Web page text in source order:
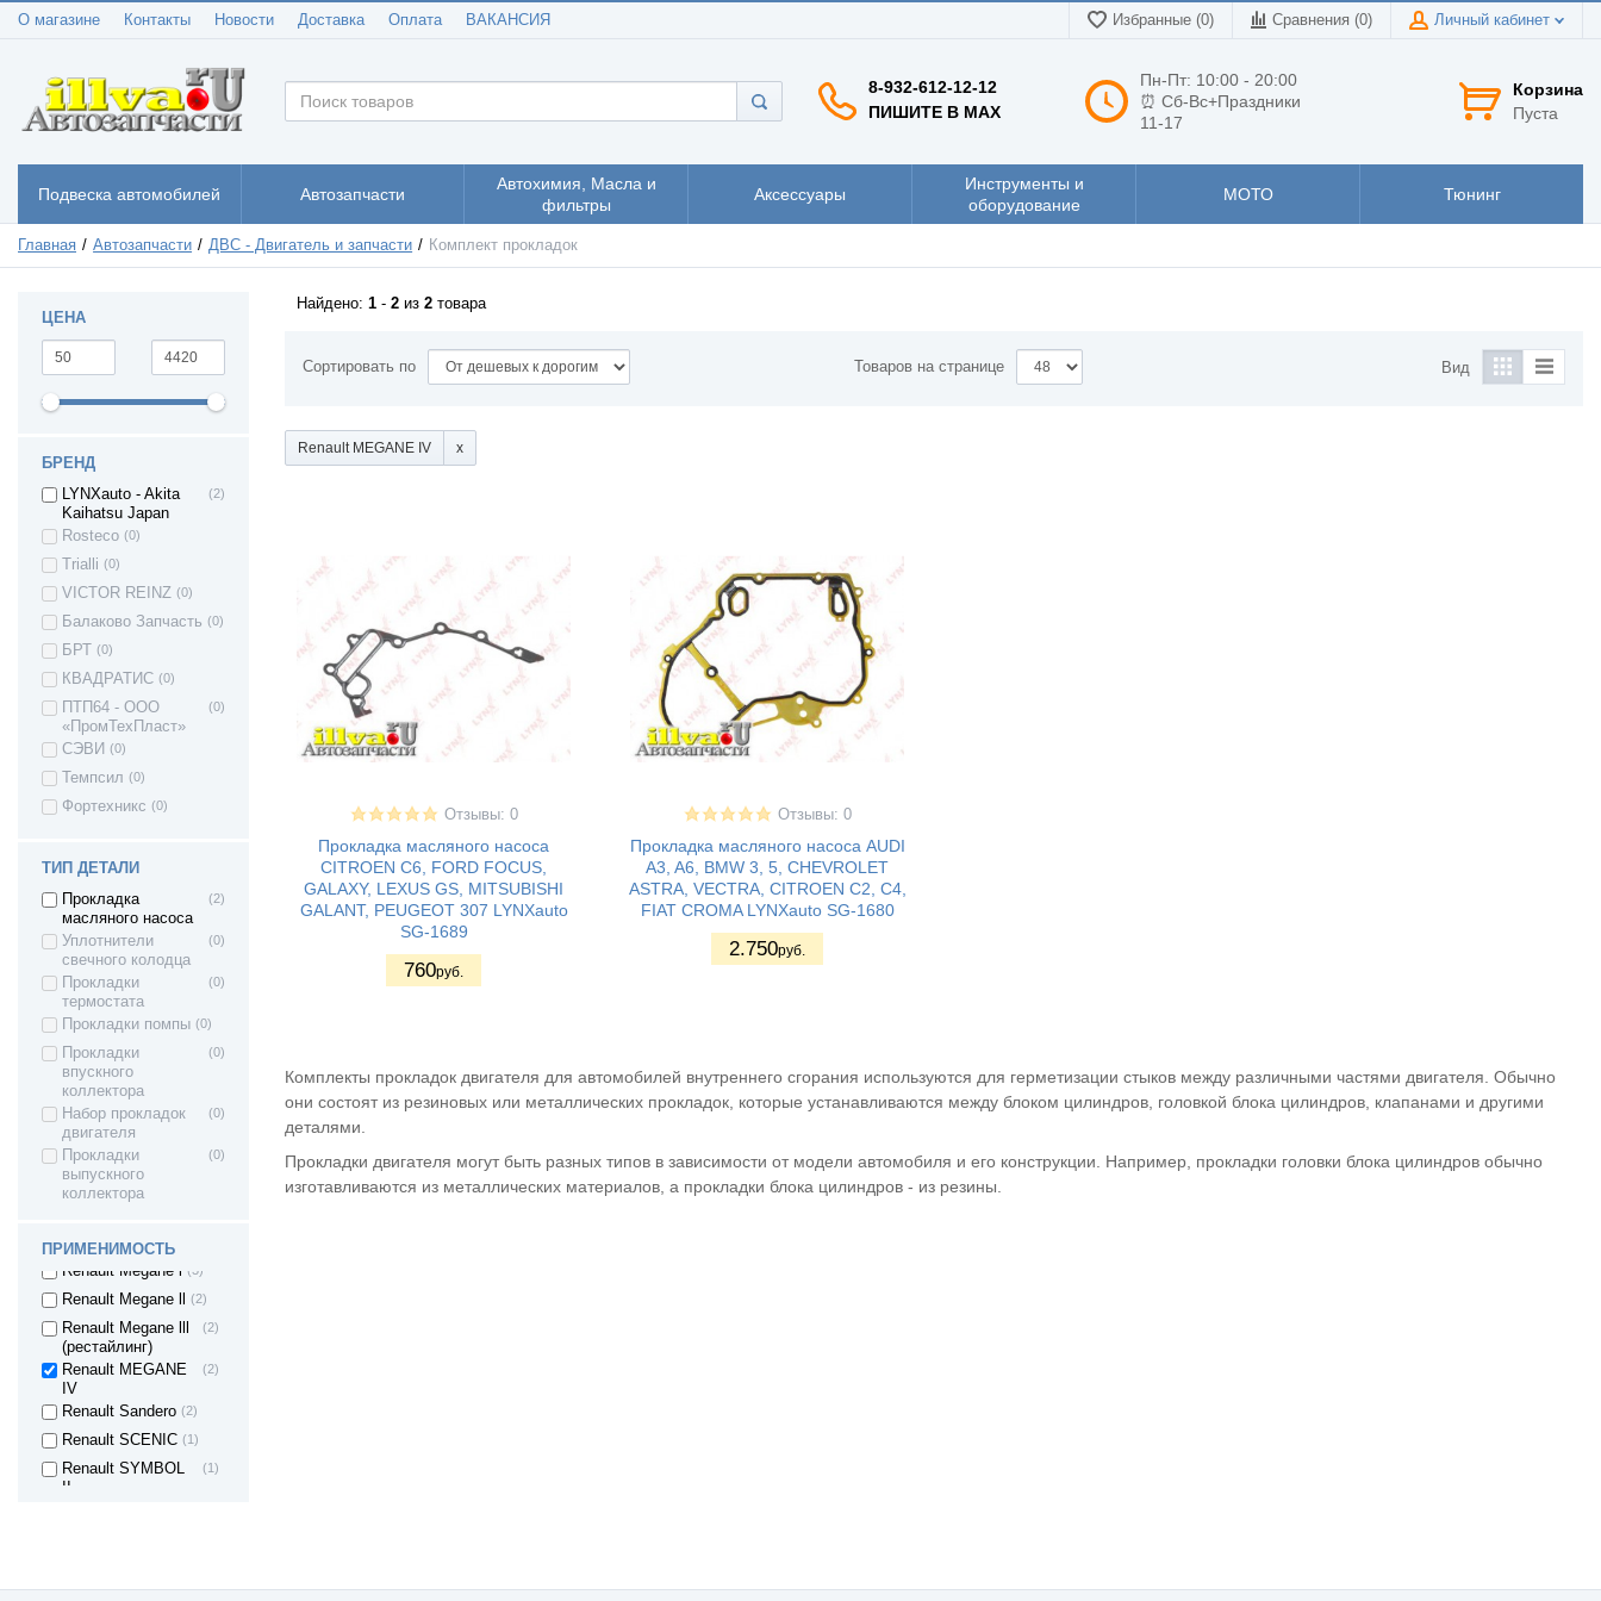
О магазине Контакты Новости Доставка Оплата ВАКАНСИЯ Избранные (0) Сравнения (0) Личный кабинет
8-932-612-12-12
ПИШИТЕ В MAX
Пн-Пт: 10:00 - 20:00
⏰ Сб-Вс+Праздники
11-17
Корзина
Пуста
Подвеска автомобилей Автозапчасти
Автохимия, Масла и
фильтры
Аксессуары
Инструменты и
оборудование
МОТО Тюнинг
Главная Автозапчасти ДВС - Двигатель и запчасти Комплект прокладок
ЦЕНА
БРЕНД
LYNXauto - Akita
Kaihatsu Japan
(2)
Rosteco (0)
Trialli (0)
VICTOR REINZ (0)
Балаково Запчасть (0)
БРТ (0)
КВАДРАТИС (0)
ПТП64 - ООО
«ПромТехПласт»
(0)
СЭВИ (0)
Темпсил (0)
Фортехникс (0)
ТИП ДЕТАЛИ
Прокладка
масляного насоса
(2)
Уплотнители
свечного колодца
(0)
Прокладки
термостата
(0)
Прокладки помпы (0)
Прокладки
впускного
коллектора
(0)
Набор прокладок
двигателя
(0)
Прокладки
выпускного
коллектора
(0)
ПРИМЕНИМОСТЬ
Mitsubishi SPACE
(2)
Nissan Bluebird (3)
NISSAN Pathfinder (1)
Nissan NAVARA
Mercedes-Benz (A- (2)
MERCEDES-BENZ
C-CLASS
Mercedes-Benz (E-
V-CLASS
Mercedes-Benz
(GLK-CLASS)
Mercedes-Benz
(GL)
MERCEDES-BENZ
Mercedes-Benz
GL-Class X164
Peugeot 206
Peugeot 207
Peugeot 208 (1)
Peugeot 306 (2)
Peugeot 307
Peugeot 308
Peugeot 406 (1)
PEUGEOT 607
Peugeot Boxer 1
Peugeot Boxer 2 (1)
Peugeot Boxer 3 (1)
Peugeot EXPERT
Renault AVANTIME
Renault Captur
Renault Clio
Renault Duster
Renault Kaptur (1)
Renault Kangoo
Renault Koleos
Renault LAGUNA
Renault Megane l (3)
Renault Megane ll (2)
Renault Megane lll
(рестайлинг)
(2)
Renault MEGANE
IV
(2)
Renault Sandero (2)
Renault SCENIC (1)
Renault SYMBOL
II
(1)
Найдено: 1 - 2 из 2 товара
Сортировать по Товаров на странице Вид
Renault MEGANE IV
Отзывы: 0
Прокладка масляного насоса
CITROEN C6, FORD FOCUS,
GALAXY, LEXUS GS, MITSUBISHI
GALANT, PEUGEOT 307 LYNXauto
SG-1689
760руб.
Отзывы: 0
Прокладка масляного насоса AUDI
A3, A6, BMW 3, 5, CHEVROLET
ASTRA, VECTRA, CITROEN C2, C4,
FIAT CROMA LYNXauto SG-1680
2.750руб.
Комплекты прокладок двигателя для автомобилей внутреннего сгорания используются для герметизации стыков между различными частями двигателя. Обычно
они состоят из резиновых или металлических прокладок, которые устанавливаются между блоком цилиндров, головкой блока цилиндров, клапанами и другими
деталями.
Прокладки двигателя могут быть разных типов в зависимости от модели автомобиля и его конструкции. Например, прокладки головки блока цилиндров обычно
изготавливаются из металлических материалов, а прокладки блока цилиндров - из резины.